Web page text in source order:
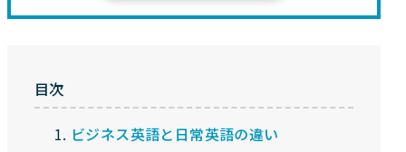
目次
ビジネス英語と日常英語の違い